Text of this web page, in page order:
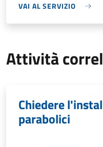
VAI AL SERVIZIO
Attività
Chiedere
parabolici